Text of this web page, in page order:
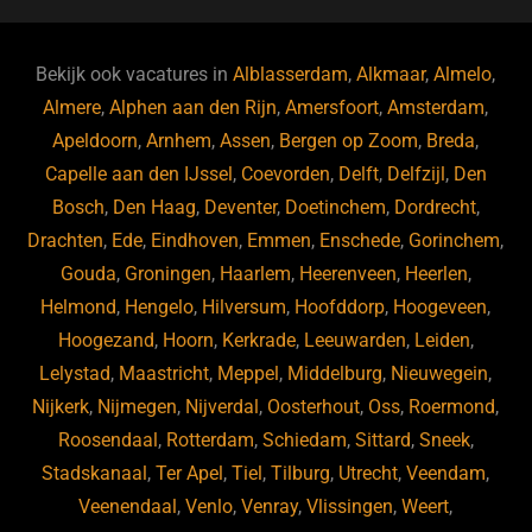
b
o
o
k
ky dI
n
Bekijk ook vacatures inAlblasserdam,Alkmaar,Almelo,
Almere,Alphen aan den Rijn,Amersfoort,Amsterdam,
Apeldoorn,Arnhem,Assen, Bergen op Zoom, Breda,
Capelle aan den IJssel, Coevorden, Delft, Delfzijl, Den
Bosch, Den Haag, Deventer, Doetinchem, Dordrecht,
Drachten, Ede, Eindhoven, Emmen, Enschede, Gorinchem,
Gouda, Groningen, Haarlem, Heerenveen, Heerlen,
Helmond, Hengelo, Hilversum, Hoofddorp, Hoogeveen,
Hoogezand, Hoorn, Kerkrade, Leeuwarden, Leiden,
Lelystad, Maastricht, Meppel, Middelburg, Nieuwegein,
Nijkerk, Nijmegen, Nijverdal, Oosterhout, Oss, Roermond,
Roosendaal, Rotterdam, Schiedam, Sittard, Sneek,
Stadskanaal,Ter Apel,Tiel,Tilburg, Utrecht,Veendam,
Veenendaal,Venlo,Venray,Vlissingen,Weert,